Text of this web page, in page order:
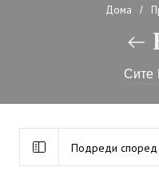
Дома /
Сите
Подреди според